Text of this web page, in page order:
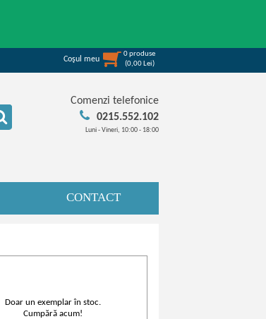
Coşul meu
0produse
(0,00 Lei)
Comenzi telefonice
0215.552.102
Luni - Vineri, 10:00 - 18:00
CONTACT
Doar un exemplar în stoc.
Cumpără acum!